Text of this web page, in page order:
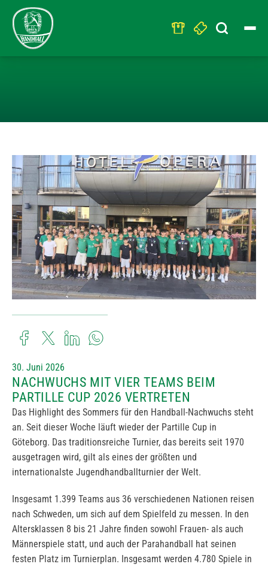
Search
for:
30. Juni 2026
NACHWUCHS MIT VIER TEAMS BEIM
PARTILLE CUP 2026 VERTRETEN
Das Highlight des Sommers für den Handball-Nachwuchs steht
an. Seit dieser Woche läuft wieder der Partille Cup in
Göteborg. Das traditionsreiche Turnier, das bereits seit 1970
ausgetragen wird, gilt als eines der größten und
internationalste Jugendhandballturnier der Welt.
Insgesamt 1.399 Teams aus 36 verschiedenen Nationen reisen
nach Schweden, um sich auf dem Spielfeld zu messen. In den
Altersklassen 8 bis 21 Jahre finden sowohl Frauen- als auch
Männerspiele statt, und auch der Parahandball hat seinen
festen Platz im Turnierplan. Insgesamt werden 4.780 Spiele in